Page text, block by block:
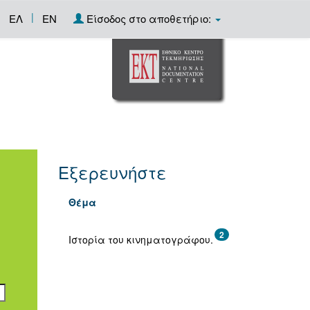
ΕΛ | EN Είσοδος στο αποθετήριο:
Εξερευνήστε
Θέμα
2
Ιστορία του κινηματογράφου.